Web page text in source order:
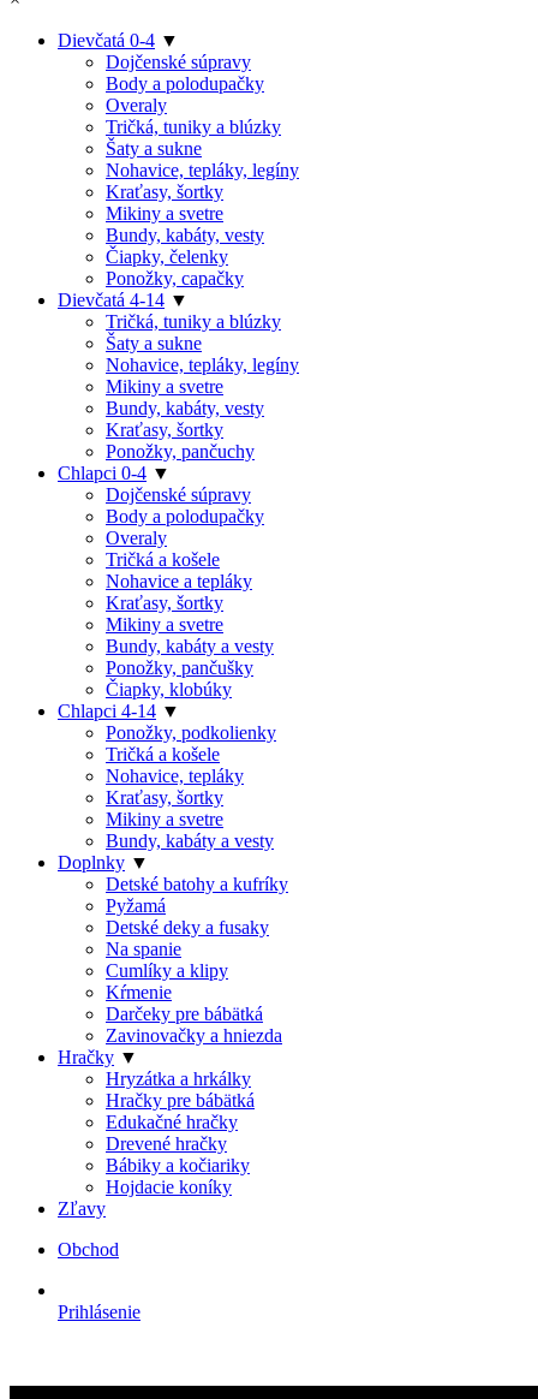
Dievčatá 0-4 ▼
Dojčenské súpravy
Body a polodupačky
Overaly
Tričká, tuniky a blúzky
Šaty a sukne
Nohavice, tepláky, legíny
Kraťasy, šortky
Mikiny a svetre
Bundy, kabáty, vesty
Čiapky, čelenky
Ponožky, capačky
Dievčatá 4-14 ▼
Tričká, tuniky a blúzky
Šaty a sukne
Nohavice, tepláky, legíny
Mikiny a svetre
Bundy, kabáty, vesty
Kraťasy, šortky
Ponožky, pančuchy
Chlapci 0-4 ▼
Dojčenské súpravy
Body a polodupačky
Overaly
Tričká a košele
Nohavice a tepláky
Kraťasy, šortky
Mikiny a svetre
Bundy, kabáty a vesty
Ponožky, pančušky
Čiapky, klobúky
Chlapci 4-14 ▼
Ponožky, podkolienky
Tričká a košele
Nohavice, tepláky
Kraťasy, šortky
Mikiny a svetre
Bundy, kabáty a vesty
Doplnky ▼
Detské batohy a kufríky
Pyžamá
Detské deky a fusaky
Na spanie
Cumlíky a klipy
Kŕmenie
Darčeky pre bábätká
Zavinovačky a hniezda
Hračky ▼
Hryzátka a hrkálky
Hračky pre bábätká
Edukačné hračky
Drevené hračky
Bábiky a kočiariky
Hojdacie koníky
Zľavy
Obchod
Prihlásenie